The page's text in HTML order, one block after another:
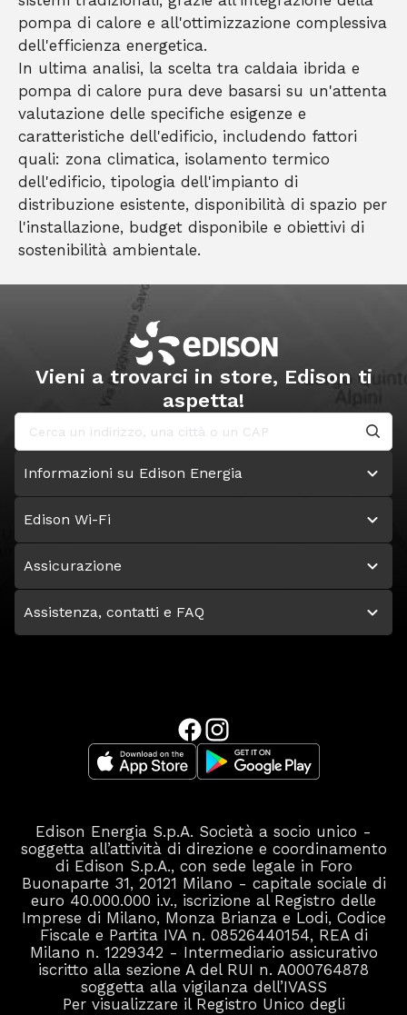
pompa di calore e all'ottimizzazione complessiva
dell'efficienza energetica.
In ultima analisi, la scelta tra caldaia ibrida e
pompa di calore pura deve basarsi su un'attenta
valutazione delle specifiche esigenze e
caratteristiche dell'edificio, includendo fattori
quali: zona climatica, isolamento termico
dell'edificio, tipologia dell'impianto di
distribuzione esistente, disponibilità di spazio per
l'installazione, budget disponibile e obiettivi di
sostenibilità ambientale.
Vieni a trovarci in store, Edison ti
aspetta!
Informazioni su Edison Energia
Edison Wi-Fi
Assicurazione
Assistenza, contatti e FAQ
Edison Energia S.p.A. Società a socio unico -
soggetta all’attività di direzione e coordinamento
di Edison S.p.A., con sede legale in Foro
Buonaparte 31, 20121 Milano - capitale sociale di
euro 40.000.000 i.v., iscrizione al Registro delle
Imprese di Milano, Monza Brianza e Lodi, Codice
Fiscale e Partita IVA n. 08526440154, REA di
Milano n. 1229342 - Intermediario assicurativo
iscritto alla sezione A del RUI n. A000764878
soggetta alla vigilanza dell’IVASS
Per visualizzare il Registro Unico degli